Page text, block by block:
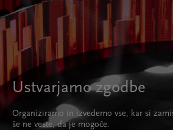
Ustvarjamo zgodbe
Organiziramo in izvedemo vse, kar si
še ne veste, da je mogoče.